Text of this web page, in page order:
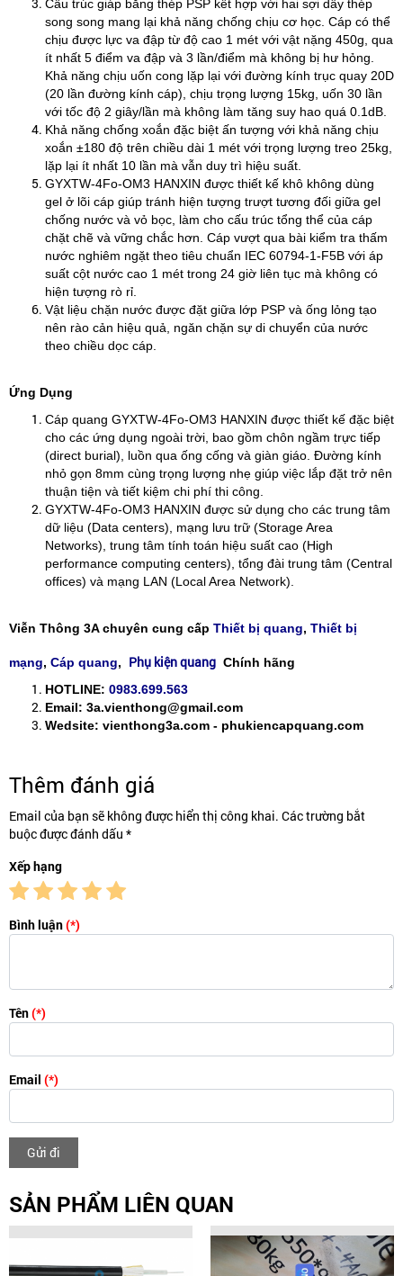
Cấu trúc giáp băng thép PSP kết hợp với hai sợi dây thép
song song mang lại khả năng chống chịu cơ học. Cáp có thể
chịu được lực va đập từ độ cao 1 mét với vật nặng 450g, qua
ít nhất 5 điểm va đập và 3 lần/điểm mà không bị hư hỏng.
Khả năng chịu uốn cong lặp lại với đường kính trục quay 20D
(20 lần đường kính cáp), chịu trọng lượng 15kg, uốn 30 lần
với tốc độ 2 giây/lần mà không làm tăng suy hao quá 0.1dB.
Khả năng chống xoắn đặc biệt ấn tượng với khả năng chịu
xoắn ±180 độ trên chiều dài 1 mét với trọng lượng treo 25kg,
lặp lại ít nhất 10 lần mà vẫn duy trì hiệu suất.
GYXTW-4Fo-OM3 HANXIN được thiết kế khô không dùng
gel ở lõi cáp giúp tránh hiện tượng trượt tương đối giữa gel
chống nước và vỏ bọc, làm cho cấu trúc tổng thể của cáp
chặt chẽ và vững chắc hơn. Cáp vượt qua bài kiểm tra thấm
nước nghiêm ngặt theo tiêu chuẩn IEC 60794-1-F5B với áp
suất cột nước cao 1 mét trong 24 giờ liên tục mà không có
hiện tượng rò rỉ.
Vật liệu chặn nước được đặt giữa lớp PSP và ống lỏng tạo
nên rào cản hiệu quả, ngăn chặn sự di chuyển của nước
theo chiều dọc cáp.
Ứng Dụng
Cáp quang GYXTW-4Fo-OM3 HANXIN được thiết kế đặc biệt
cho các ứng dụng ngoài trời, bao gồm chôn ngầm trực tiếp
(direct burial), luồn qua ống cống và giàn giáo. Đường kính
nhỏ gọn 8mm cùng trọng lượng nhẹ giúp việc lắp đặt trở nên
thuận tiện và tiết kiệm chi phí thi công.
GYXTW-4Fo-OM3 HANXIN được sử dụng cho các trung tâm
dữ liệu (Data centers), mạng lưu trữ (Storage Area
Networks), trung tâm tính toán hiệu suất cao (High
performance computing centers), tổng đài trung tâm (Central
offices) và mạng LAN (Local Area Network).
Viễn Thông 3A chuyên cung cấp Thiết bị quang, Thiết bị
mạng, Cáp quang, Phụ kiện quang Chính hãng
HOTLINE: 0983.699.563
Email: 3a.vienthong@gmail.com
Wedsite: vienthong3a.com - phukiencapquang.com
Thêm đánh giá
Email của bạn sẽ không được hiển thị công khai. Các trường bắt
buộc được đánh dấu *
Xếp hạng
Bình luận(*)
Tên(*)
Email (*)
Gửi đi
SẢN PHẨM LIÊN QUAN